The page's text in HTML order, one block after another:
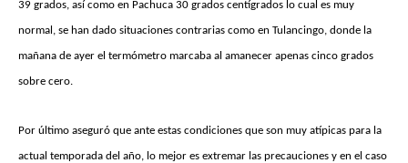
39 grados, así como en Pachuca 30 grados centígrados lo cual es muy
normal, se han dado situaciones contrarias como en Tulancingo, donde la
mañana de ayer el termómetro marcaba al amanecer apenas cinco grados
sobre cero.
Por último aseguró que ante estas condiciones que son muy atípicas para la
actual temporada del año, lo mejor es extremar las precauciones y en el caso